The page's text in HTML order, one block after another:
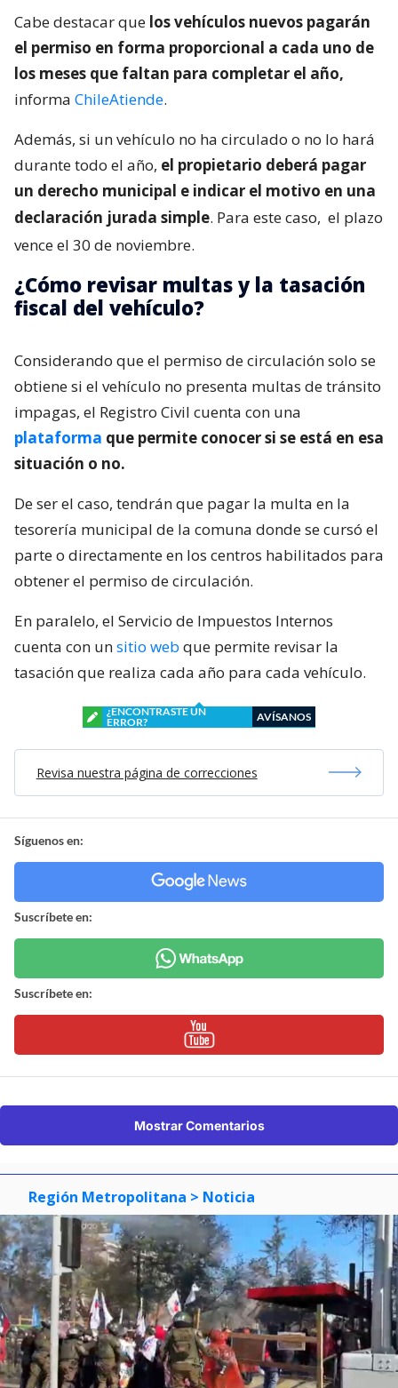
Cabe destacar que los vehículos nuevos pagarán
el permiso en forma proporcional a cada uno de
los meses que faltan para completar el año,
informa ChileAtiende.
Además, si un vehículo no ha circulado o no lo hará
durante todo el año, el propietario deberá pagar
un derecho municipal e indicar el motivo en una
declaración jurada simple. Para este caso, el plazo
vence el 30 de noviembre.
¿Cómo revisar multas y la tasación
fiscal del vehículo?
Considerando que el permiso de circulación solo se
obtiene si el vehículo no presenta multas de tránsito
impagas, el Registro Civil cuenta con una
plataforma que permite conocer si se está en esa
situación o no.
De ser el caso, tendrán que pagar la multa en la
tesorería municipal de la comuna donde se cursó el
parte o directamente en los centros habilitados para
obtener el permiso de circulación.
En paralelo, el Servicio de Impuestos Internos
cuenta con unsitio web que permite revisar la
tasación que realiza cada año para cada vehículo.
¿ENCONTRASTE UN
ERROR?
AVÍSANOS
Revisa nuestra página de correcciones
Síguenos en:
Suscríbete en:
Suscríbete en:
Mostrar Comentarios
Región Metropolitana > Noticia